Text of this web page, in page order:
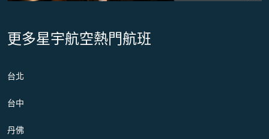
更多星宇航空熱門航班
台北
台中
丹佛